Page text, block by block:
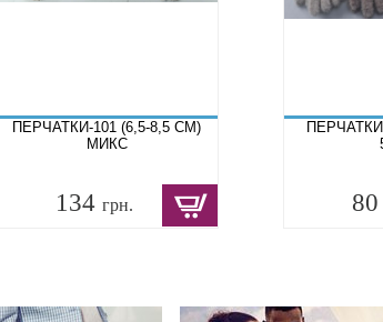
ПЕРЧАТКИ-101 (6,5-8,5 СМ)
МИКС
134 грн. 80